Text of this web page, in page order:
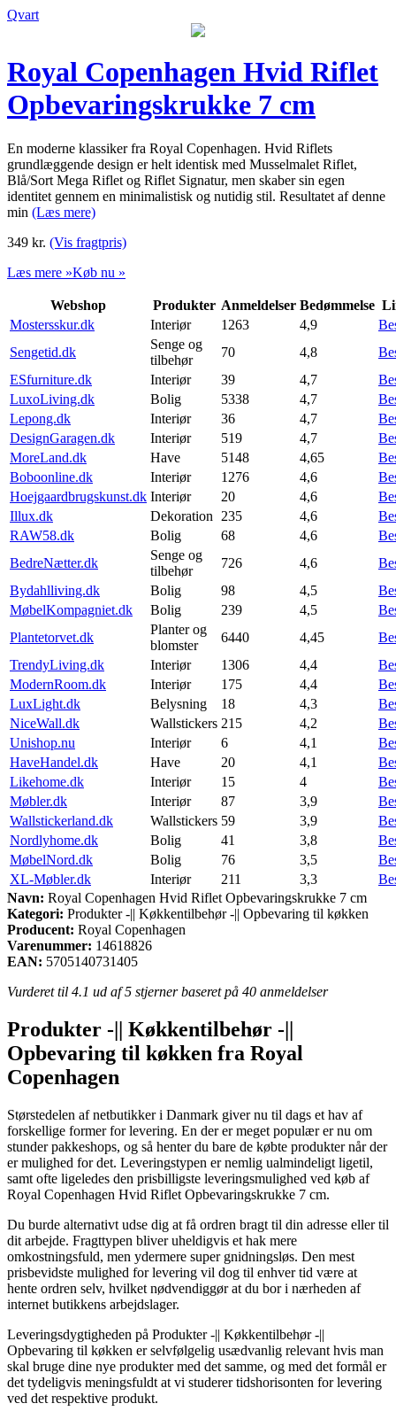
Qvart
Royal Copenhagen Hvid Riflet
Opbevaringskrukke 7 cm
En moderne klassiker fra Royal Copenhagen. Hvid Riflets
grundlæggende design er helt identisk med Musselmalet Riflet,
Blå/Sort Mega Riflet og Riflet Signatur, men skaber sin egen
identitet gennem en minimalistisk og nutidig stil. Resultatet af denne
min (Læs mere)
349 kr. (Vis fragtpris)
Læs mere »Køb nu »
Webshop Produkter Anmeldelser Bedømmelse
Mostersskur.dk
Interiør 1263 4,9
Sengetid.dk
Senge og
tilbehør
70 4,8
ESfurniture.dk
Interiør 39 4,7
LuxoLiving.dk
Bolig 5338 4,7
Lepong.dk
Interiør 36 4,7
DesignGaragen.dk
Interiør 519 4,7
MoreLand.dk
Have 5148 4,65
Boboonline.dk
Interiør 1276 4,6
Hoejgaardbrugskunst.dk Interiør 20 4,6
Illux.dk
Dekoration 235 4,6
RAW58.dk
Bolig 68 4,6
BedreNætter.dk
Senge og
tilbehør
726 4,6
Bydahlliving.dk
Bolig 98 4,5
MøbelKompagniet.dk
Bolig 239 4,5
Plantetorvet.dk
Planter og
blomster
6440 4,45
TrendyLiving.dk
Interiør 1306 4,4
ModernRoom.dk
Interiør 175 4,4
LuxLight.dk
Belysning 18 4,3
NiceWall.dk
Wallstickers 215 4,2
Unishop.nu
Interiør 6 4,1
HaveHandel.dk
Have 20 4,1
Likehome.dk
Interiør 15 4
Møbler.dk
Interiør 87 3,9
Wallstickerland.dk
Wallstickers 59 3,9
Nordlyhome.dk
Bolig 41 3,8
MøbelNord.dk
Bolig 76 3,5
XL-Møbler.dk
Interiør 211 3,3
Navn: Royal Copenhagen Hvid Riflet Opbevaringskrukke 7 cm
Kategori: Produkter -|| Køkkentilbehør -|| Opbevaring til køkken
Producent: Royal Copenhagen
Varenummer: 14618826
EAN: 5705140731405
Vurderet til 4.1 ud af 5 stjerner baseret på 40 anmeldelser
Produkter -|| Køkkentilbehør -||
Opbevaring til køkken fra Royal
Copenhagen
Størstedelen af netbutikker i Danmark giver nu til dags et hav af
forskellige former for levering. En der er meget populær er nu om
stunder pakkeshops, og så henter du bare de købte produkter når der
er mulighed for det. Leveringstypen er nemlig ualmindeligt ligetil,
samt ofte ligeledes den prisbilligste leveringsmulighed ved køb af
Royal Copenhagen Hvid Riflet Opbevaringskrukke 7 cm.
Du burde alternativt udse dig at få ordren bragt til din adresse eller til
dit arbejde. Fragttypen bliver uheldigvis et hak mere
omkostningsfuld, men ydermere super gnidningsløs. Den mest
prisbevidste mulighed for levering vil dog til enhver tid være at
hente ordren selv, hvilket nødvendiggør at du bor i nærheden af
internet butikkens arbejdslager.
Leveringsdygtigheden på Produkter -|| Køkkentilbehør -||
Opbevaring til køkken er selvfølgelig usædvanlig relevant hvis man
skal bruge dine nye produkter med det samme, og med det formål er
det tydeligvis meningsfuldt at vi studerer tidshorisonten for levering
ved det respektive produkt.